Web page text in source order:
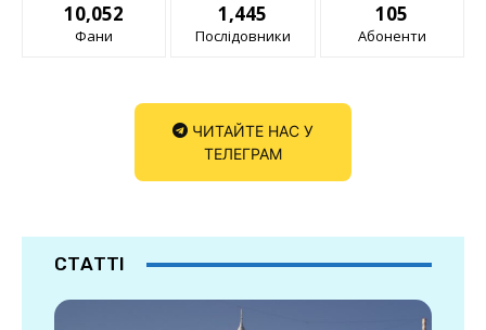
10,052
Фани
1,445
Послідовники
105
Абоненти
ЧИТАЙТЕ НАС У
ТЕЛЕГРАМ
СТАТТІ